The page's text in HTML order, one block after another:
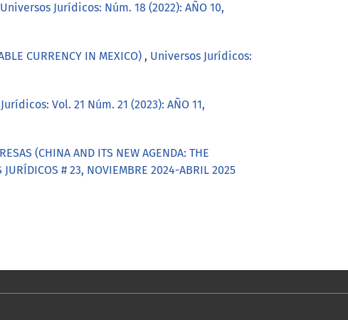
Universos Jurídicos: Núm. 18 (2022): AÑO 10,
CURRENCY IN MEXICO) , Universos Jurídicos:
Vol. 21 Núm. 21 (2023): AÑO 11,
(CHINA AND ITS NEW AGENDA: THE
# 23, NOVIEMBRE 2024-ABRIL 2025